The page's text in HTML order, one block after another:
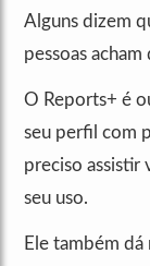
Alguns dizem
pessoas acham
O Reports+ é
seu perfil com
preciso assistir
seu uso.
Ele também